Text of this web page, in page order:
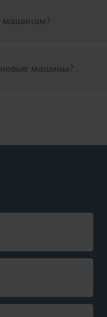
машинам?
новые машины?